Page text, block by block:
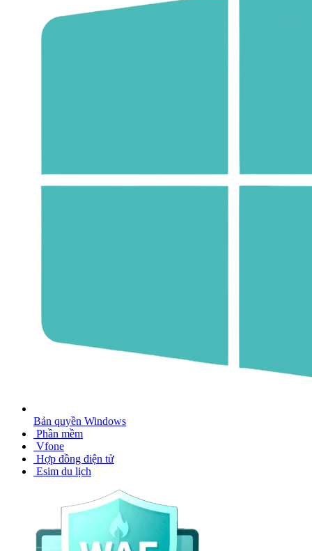
Bản quyền Windows
Phần mềm
Vfone
Hợp đồng điện tử
Esim du lịch